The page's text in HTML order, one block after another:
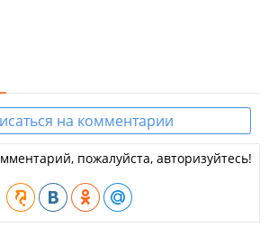
на комментарии
пожалуйста, авторизуйтесь!